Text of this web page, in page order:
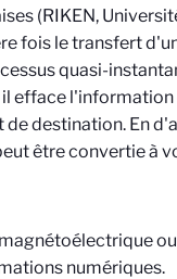
(RIKEN,
fois le transfert
quasi-
efface
destination. En
être convertie à
numériques.